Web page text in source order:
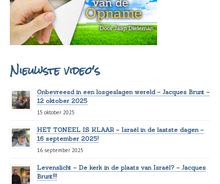
Nieuwste video's
Onbevreesd in een losgeslagen wereld – Jacques Brunt –
12 oktober 2025
15 oktober 2025
HET TONEEL IS KLAAR – Israël in de laatste dagen –
16 september 2025!
16 september 2025
Levenslicht – De kerk in de plaats van Israël? – Jacques
Brunt!!!